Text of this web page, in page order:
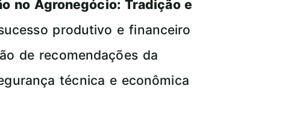
no Agronegócio: Tradição e
produtivo e financeiro
de recomendações da
técnica e econômica